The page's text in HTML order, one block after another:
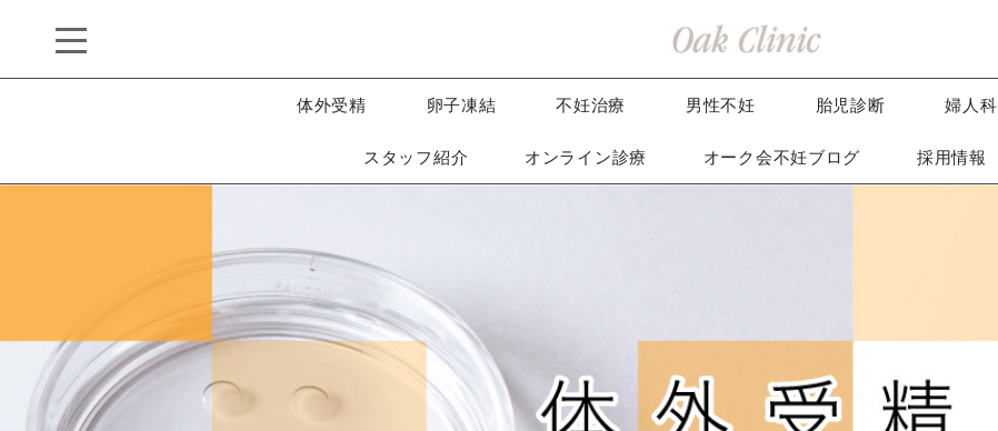
体外受精 卵子凍結 不妊治療 男性不妊 胎児診断 婦人科
スタッフ紹介 オンライン診療 オーク会不妊ブログ 採用情報